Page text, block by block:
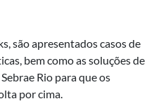
são apresentados casos de
bem como as soluções de
Rio para que os
por cima.